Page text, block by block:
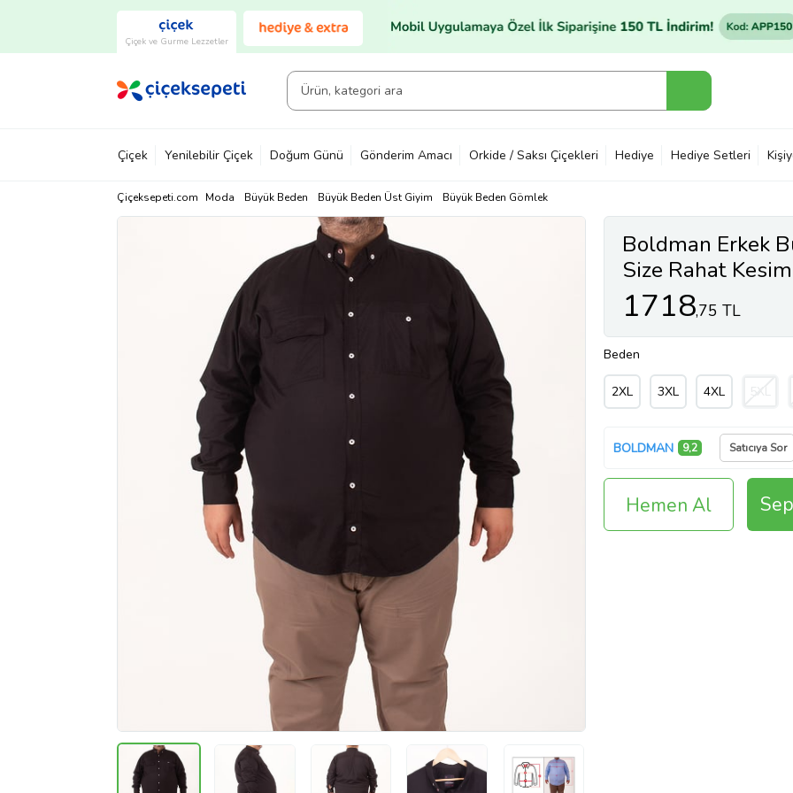
Çiçek ve Gurme Lezzetler
Çiçek Yenilebilir Çiçek Doğum Günü Gönderim Amacı Orkide / Saksı Çiçekleri Hediye Hediye Setleri
Çiçeksepeti.com Moda Büyük Beden Büyük Beden Üst Giyim Büyük Beden Gömlek
Boldman Erkek
Size Rahat
Cepli Düz Siyah
1718,75 TL
Beden
2XL 3XL 4XL 5XL
BOLDMAN 9,2 Satıcıya Sor
Hemen Al